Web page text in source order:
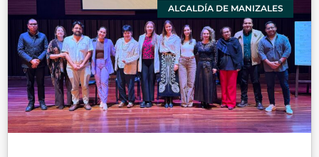
ALCALDÍA DE MANIZALES